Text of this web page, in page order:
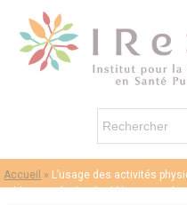
Accueil » L’usage des activités
addictions (APhyChaddi) – Yannick